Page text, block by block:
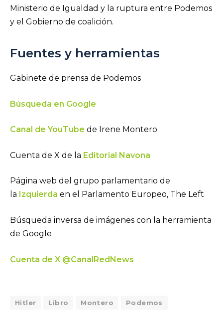
Ministerio de Igualdad y la ruptura entre Podemos
y el Gobierno de coalición.
Fuentes y herramientas
Gabinete de prensa de Podemos
Búsqueda en Google
Canal de YouTube de Irene Montero
Cuenta de X de la Editorial Navona
Página web del grupo parlamentario de
la Izquierda en el Parlamento Europeo, The Left
Búsqueda inversa de imágenes con la herramienta
de Google
Cuenta de X @CanalRedNews
Hitler Libro Montero Podemos